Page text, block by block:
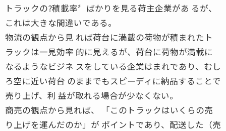
トラックの?積載率〞ばかりを見る荷主企業があ るが、
これは大きな間違いである。
物流の観点から見 れば荷台に満載の荷物が積まれたト
ラックは一見効率 的に見えるが、荷台に荷物が満載に
なるようなビジネ スをしている企業はまれであり、むし
ろ空に近い荷台 のままでもスピーディに納品することで
売り上げ、利 益が取れる場合が少なくない。
商売の観点から見れば、 「このトラックはいくらの売
り上げを運んだのか」が ポイントであり、配送した（売